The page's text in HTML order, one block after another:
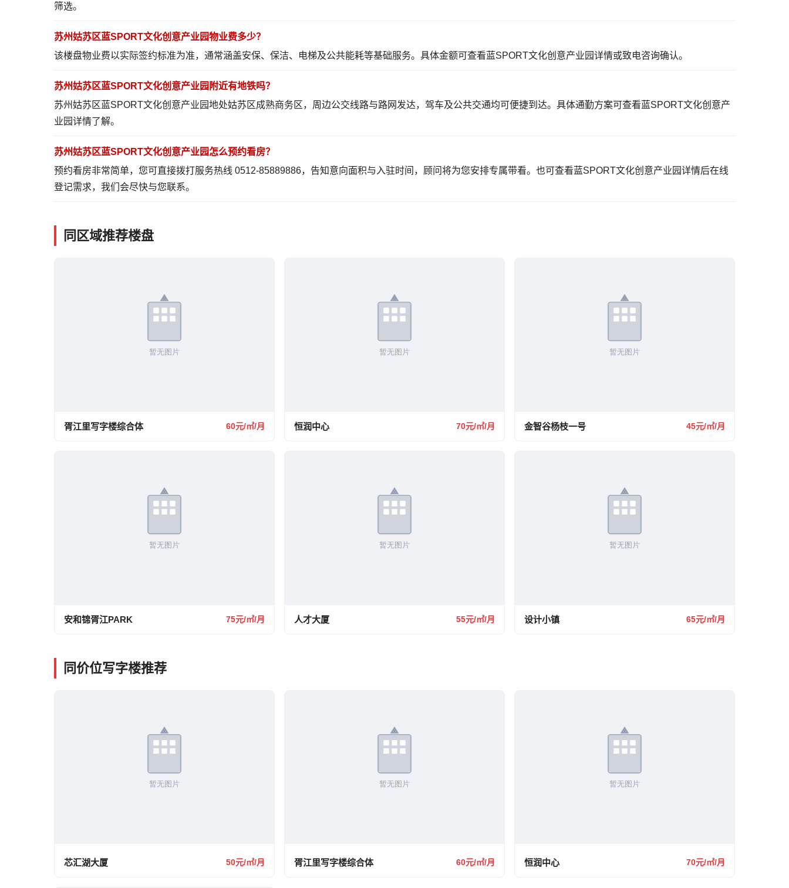
筛选。
苏州姑苏区蓝SPORT文化创意产业园物业费多少？
该楼盘物业费以实际签约标准为准，通常涵盖安保、保洁、电梯及公共能耗等基础服务。具体金额可查看蓝SPORT文化创意产业园详情或致电咨询确认。
苏州姑苏区蓝SPORT文化创意产业园附近有地铁吗？
苏州姑苏区蓝SPORT文化创意产业园地处姑苏区成熟商务区，周边公交线路与路网发达，驾车及公共交通均可便捷到达。具体通勤方案可查看蓝SPORT文化创意产
业园详情了解。
苏州姑苏区蓝SPORT文化创意产业园怎么预约看房？
预约看房非常简单，您可直接拨打服务热线 0512-85889886，告知意向面积与入驻时间，顾问将为您安排专属带看。也可查看蓝SPORT文化创意产业园详情后在线
登记需求，我们会尽快与您联系。
同区域推荐楼盘
胥江里写字楼综合体 60元/㎡/月 恒润中心 70元/㎡/月 金智谷杨枝一号 45元/㎡/月
安和锦胥江PARK 75元/㎡/月 人才大厦 55元/㎡/月 设计小镇 65元/㎡/月
同价位写字楼推荐
芯汇湖大厦 50元/㎡/月 胥江里写字楼综合体 60元/㎡/月 恒润中心 70元/㎡/月